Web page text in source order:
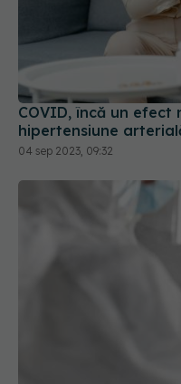
COVID, încă un efect
hipertensiune
Long-COVID,
infecției pe termen